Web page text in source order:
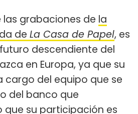
las grabaciones de la
de La Casa de Papel, es
descendiente del
en Europa, ya que su
cargo del equipo que se
del banco que
que su participación es